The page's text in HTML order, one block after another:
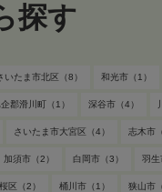
探す
いたま市北区（8） 和光市（1）
企郡滑川町（1） 深谷市（4）
さいたま市大宮区（4） 志木市
加須市（2） 白岡市（3） 羽生
区（2） 桶川市（1） 狭山市